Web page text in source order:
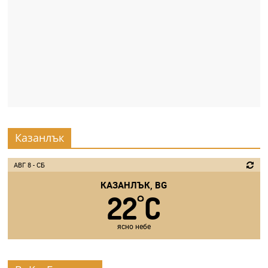
Казанлък
АВГ 8 - СБ
КАЗАНЛЪК, BG
22°C
ясно небе